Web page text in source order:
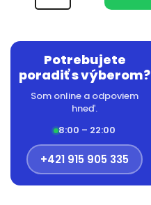
Potrebujete
poradiť s výberom?
Som online a odpoviem
hneď.
8:00 – 22:00
+421 915 905 335